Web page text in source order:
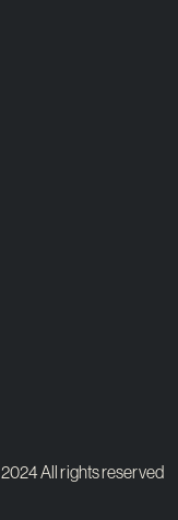
2024 All rights reserved